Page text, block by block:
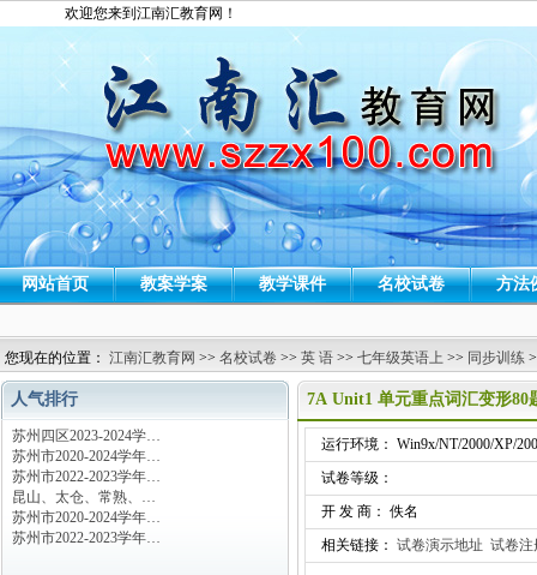
欢迎您来到江南汇教育网！
网站首页 教案学案 教学课件 名校试卷 方法
您现在的位置： 江南汇教育网 >> 名校试卷 >> 英 语 >> 七年级英语上 >> 同步训练
人气排行
苏州四区2023-2024学…
苏州市2020-2024学年…
苏州市2022-2023学年…
昆山、太仓、常熟、…
苏州市2020-2024学年…
苏州市2022-2023学年…
7A Unit1 单元重点词汇变形80
运行环境： Win9x/NT/2000/XP/
试卷等级：
开 发 商： 佚名
相关链接： 试卷演示地址 试卷注